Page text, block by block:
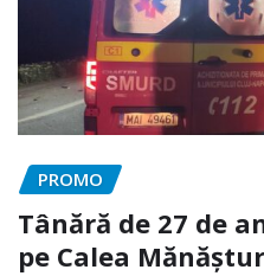
PROMO
Tânără de 27 de
pe Calea Mănăștur